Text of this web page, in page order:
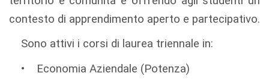
contesto di apprendimento aperto e partecipativo.
Sono attivi i corsi di laurea triennale in:
• Economia Aziendale (Potenza)